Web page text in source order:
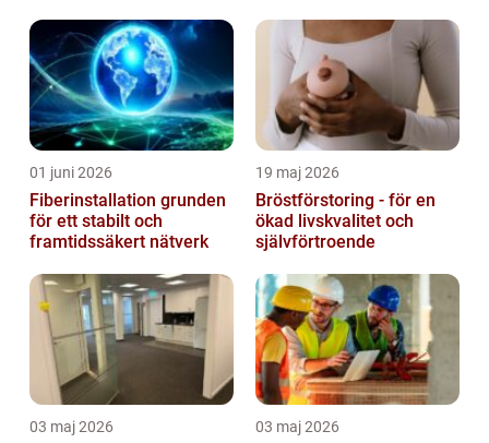
01 juni 2026
Fiberinstallation grunden
för ett stabilt och
framtidssäkert nätverk
19 maj 2026
Bröstförstoring - för en
ökad livskvalitet och
självförtroende
03 maj 2026 03 maj 2026